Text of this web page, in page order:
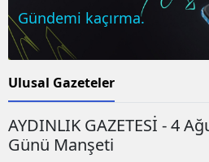
Gündemi kaçırma.
Ulusal Gazeteler
AYDINLIK GAZETESİ - 4
Günü Manşeti